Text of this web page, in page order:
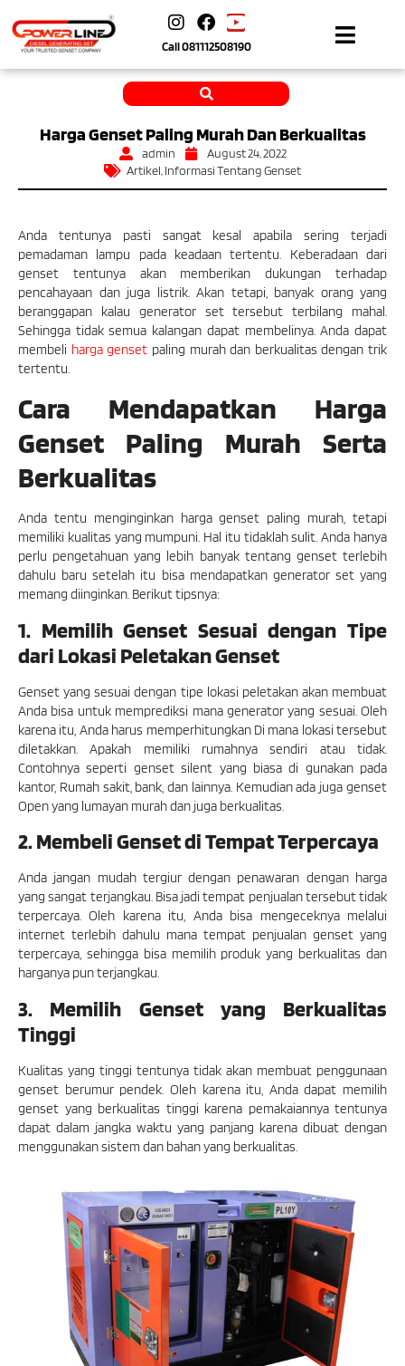
Call081112508190
Harga Genset Paling Murah Dan Berkualitas
admin
August 24, 2022
Artikel Informasi Tentang Genset
Anda tentunya pasti sangat kesal apabila sering terjadi
pemadaman lampu pada keadaan tertentu. Keberadaan dari
genset tentunya akan memberikan dukungan terhadap
pencahayaan dan juga listrik. Akan tetapi, banyak orang yang
beranggapan kalau generator set tersebut terbilang mahal.
Sehingga tidak semua kalangan dapat membelinya. Anda dapat
membeli harga genset paling murah dan berkualitas dengan trik
tertentu.
Cara Mendapatkan Harga
Genset Paling Murah Serta
Berkualitas
Anda tentu menginginkan harga genset paling murah, tetapi
memiliki kualitas yang mumpuni. Hal itu tidaklah sulit. Anda hanya
perlu pengetahuan yang lebih banyak tentang genset terlebih
dahulu baru setelah itu bisa mendapatkan generator set yang
memang diinginkan. Berikut tipsnya:
1. Memilih Genset Sesuai dengan Tipe
dari Lokasi Peletakan Genset
Genset yang sesuai dengan tipe lokasi peletakan akan membuat
Anda bisa untuk memprediksi mana generator yang sesuai. Oleh
karena itu, Anda harus memperhitungkan Di mana lokasi tersebut
diletakkan. Apakah memiliki rumahnya sendiri atau tidak.
Contohnya seperti genset silent yang biasa di gunakan pada
kantor, Rumah sakit, bank, dan lainnya. Kemudian ada juga genset
Open yang lumayan murah dan juga berkualitas.
2. Membeli Genset di Tempat Terpercaya
Anda jangan mudah tergiur dengan penawaran dengan harga
yang sangat terjangkau. Bisa jadi tempat penjualan tersebut tidak
terpercaya. Oleh karena itu, Anda bisa mengeceknya melalui
internet terlebih dahulu mana tempat penjualan genset yang
terpercaya, sehingga bisa memilih produk yang berkualitas dan
harganya pun terjangkau.
3. Memilih Genset yang Berkualitas
Tinggi
Kualitas yang tinggi tentunya tidak akan membuat penggunaan
genset berumur pendek. Oleh karena itu, Anda dapat memilih
genset yang berkualitas tinggi karena pemakaiannya tentunya
dapat dalam jangka waktu yang panjang karena dibuat dengan
menggunakan sistem dan bahan yang berkualitas.